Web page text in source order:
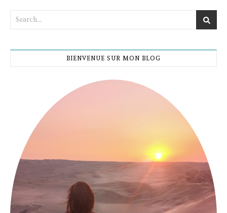
BIENVENUE SUR MON BLOG